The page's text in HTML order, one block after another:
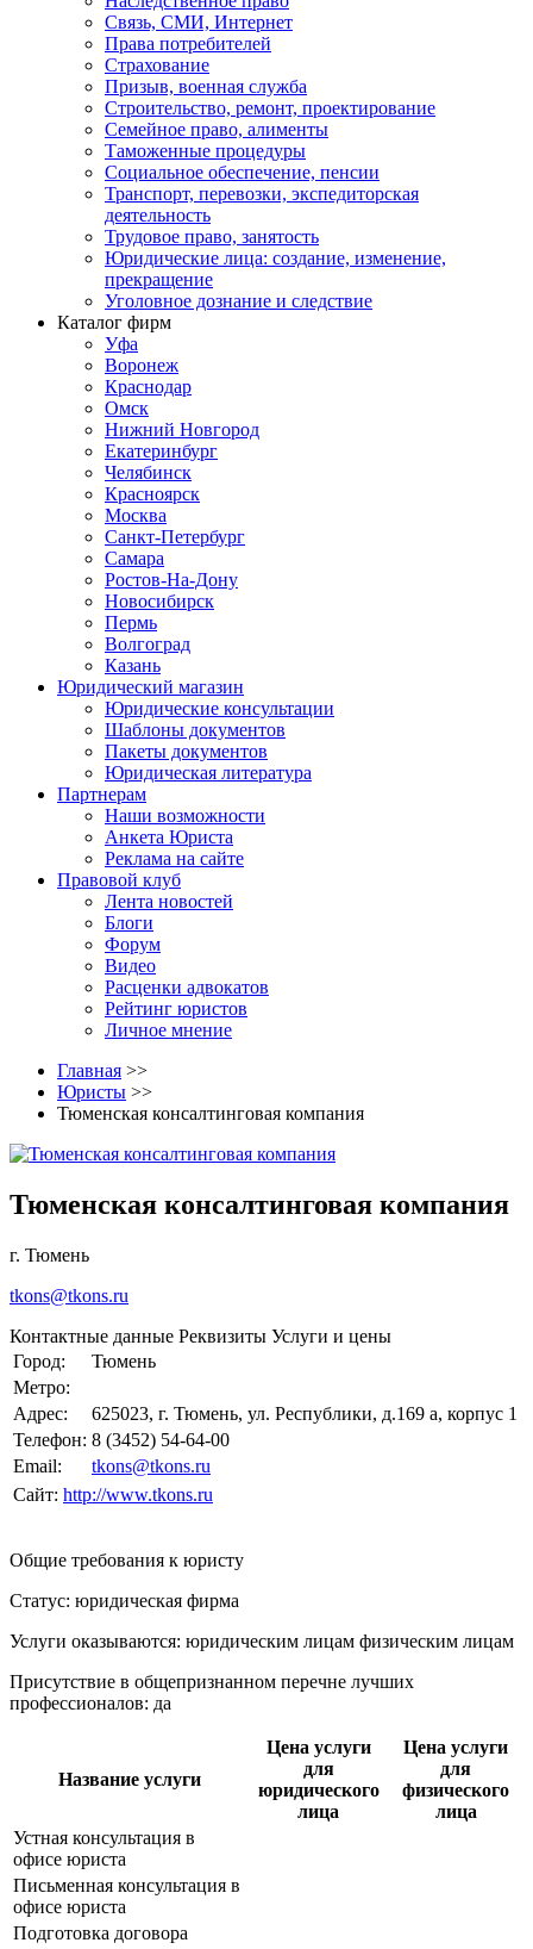
Связь, СМИ, Интернет
Права потребителей
Страхование
Призыв, военная служба
Строительство, ремонт, проектирование
Семейное право, алименты
Таможенные процедуры
Социальное обеспечение, пенсии
Транспорт, перевозки, экспедиторская
деятельность
Трудовое право, занятость
Юридические лица: создание, изменение,
прекращение
Уголовное дознание и следствие
Каталог фирм
Уфа
Воронеж
Краснодар
Омск
Нижний Новгород
Екатеринбург
Челябинск
Красноярск
Москва
Санкт-Петербург
Самара
Ростов-На-Дону
Новосибирск
Пермь
Волгоград
Казань
Юридический магазин
Юридические консультации
Шаблоны документов
Пакеты документов
Юридическая литература
Партнерам
Наши возможности
Анкета Юриста
Реклама на сайте
Правовой клуб
Лента новостей
Блоги
Форум
Видео
Расценки адвокатов
Рейтинг юристов
Личное мнение
Главная >>
Юристы >>
Тюменская консалтинговая компания
Тюменская консалтинговая компания
г. Тюмень
tkons@tkons.ru
Контактные данные Реквизиты Услуги и цены
Город:
Тюмень
Метро:
Адрес:
625023, г. Тюмень, ул. Республики, д.169 а, корпус 1
Телефон: 8 (3452) 54-64-00
Email:
tkons@tkons.ru
Сайт: http://www.tkons.ru
Общие требования к юристу
Статус: юридическая фирма
Услуги оказываются: юридическим лицам физическим лицам
Присутствие в общепризнанном перечне лучших
профессионалов: да
Название услуги
Цена услуги
для
юридического
лица
Цена услуги
для
физического
лица
Устная консультация в
офисе юриста
Письменная консультация в
офисе юриста
Подготовка договора